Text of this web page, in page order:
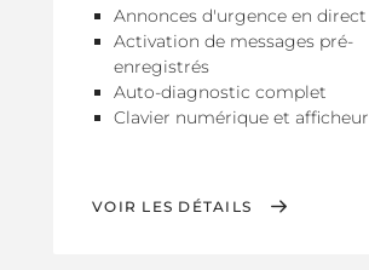
Annonces d'urgence en direct
Activation de messages pré-
enregistrés
Auto-diagnostic complet
Clavier numérique et afficheur
VOIR LES DÉTAILS